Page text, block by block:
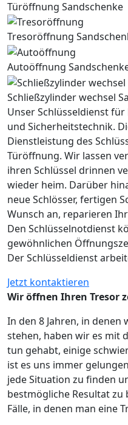
Türöffnung Sandschenke
Tresoröffnung
Autoöffnung
Schließzylinder wechsel
Unser Schlüsseldienst
und Sicherheitstechnik.
Dienstleistung des
Türöffnung. Wir lassen
ihren Schlüssel drinnen
wieder heim. Darüber
neue Schlösser, fertigen
Wunsch an, reparieren
Den Schlüsselnotdienst
gewöhnlichen
Der Schlüsseldienst
Jetzt kontaktieren
Wir öffnen Ihren Tresor
In den 8 Jahren, in
stehen, haben wir es mit
tun gehabt, einige
ist es uns immer
jede Situation zu finden
bestmögliche Resultat
Fälle, in denen man eine